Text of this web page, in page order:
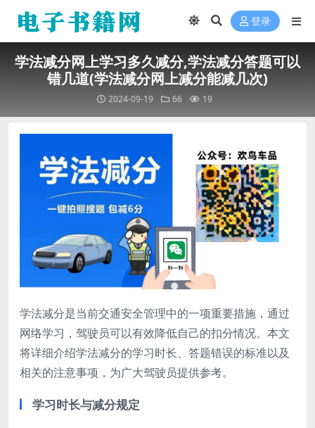
登录
学法减分网上学习多久减分,学法减分答题可以
错几道(学法减分网上减分能减几次)
2024-09-19 66 19
学法减分是当前交通安全管理中的一项重要措施，通过
网络学习，驾驶员可以有效降低自己的扣分情况。本文
将详细介绍学法减分的学习时长、答题错误的标准以及
相关的注意事项，为广大驾驶员提供参考。
学习时长与减分规定